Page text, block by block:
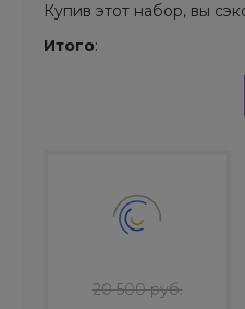
Купив этот набор, вы
Итого:
20 500 руб.